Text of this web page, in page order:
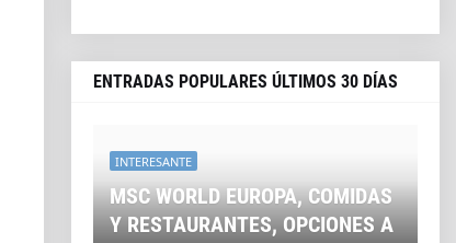
ENTRADAS POPULARES ÚLTIMOS 30 DÍAS
INTERESANTE
MSC WORLD EUROPA, COMIDAS
Y RESTAURANTES, OPCIONES A